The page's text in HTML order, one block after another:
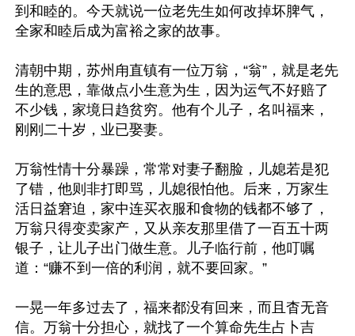
到和睦的。今天就说一位老先生如何改掉坏脾气，
全家和睦后成为富裕之家的故事。
清朝中期，苏州甪直镇有一位万翁，“翁”，就是老先
生的意思，靠做点小生意为生，因为运气不好赔了
不少钱，家境日趋贫穷。他有个儿子，名叫福来，
刚刚二十岁，业已娶妻。
万翁性情十分暴躁，常常对妻子翻脸，儿媳若是犯
了错，他则非打即骂，儿媳很怕他。后来，万家生
活日益窘迫，家中连买衣服和食物的钱都不够了，
万翁只得变卖家产，又从亲友那里借了一百五十两
银子，让儿子出门做生意。儿子临行前，他叮嘱
道：“赚不到一倍的利润，就不要回家。”
一晃一年多过去了，福来都没有回来，而且杳无音
信。万翁十分担心，就找了一个算命先生占卜吉